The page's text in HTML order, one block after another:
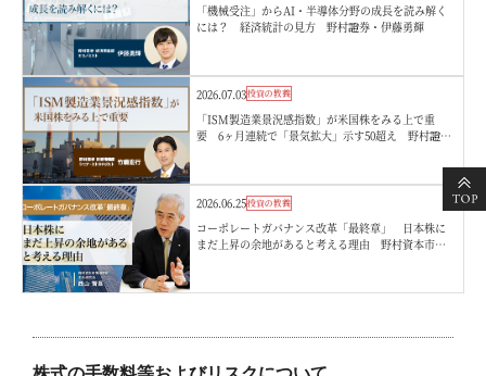
「機械受注」からAI・半導体分野の成長を読み解く
には？ 経済統計の見方 野村證券・伊藤勇輝
2026.07.03投資の教養
「ISM製造業景況感指数」が米国株をみる上で重
要 6ヶ月連続で「景気拡大」示す50超え 野村證
2026.06.25投資の教養
コーポレートガバナンス改革「最終章」 日本株に
まだ上昇の余地があると考える理由 野村資本市場